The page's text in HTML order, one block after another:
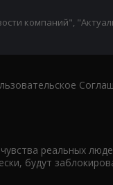
компаний",
реальных
будут